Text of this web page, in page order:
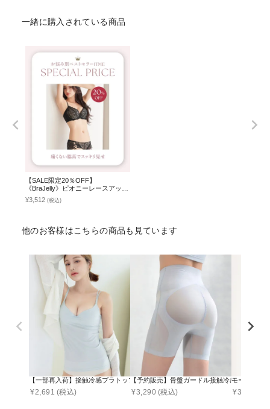
一緒に購入されている商品
【SALE限定20％OFF】
《BraJelly》ピオニーレースアップ
ブラ＆ショーツ
¥3,512 (税込)
他のお客様はこちらの商品も見ています
【一部再入荷】接触冷感ブラトップ 深V型/U型/汗取りパッド付き 選べる3タイ
¥2,691 (税込)
【予約販売】骨盤ガードル接触冷感タイプ
¥3,290 (税込)
モーニング
¥3,178